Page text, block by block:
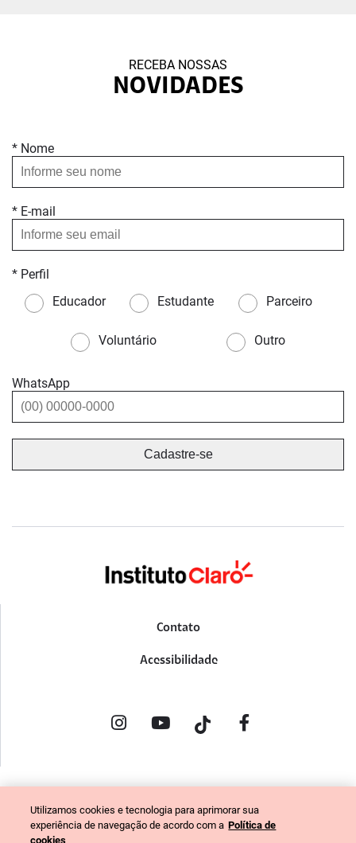
RECEBA NOSSAS
NOVIDADES
* Nome
* E-mail
* Perfil
Educador
Estudante Parceiro
Voluntário Outro
WhatsApp
Contato
Acessibilidade
PORTAL DE DENÚNCIAS
CÓDIGO DE ÉTICA (COLABORADORES)
Utilizamos cookies e tecnologia para aprimorar sua
experiência de navegação de acordo com a Política de
cookies